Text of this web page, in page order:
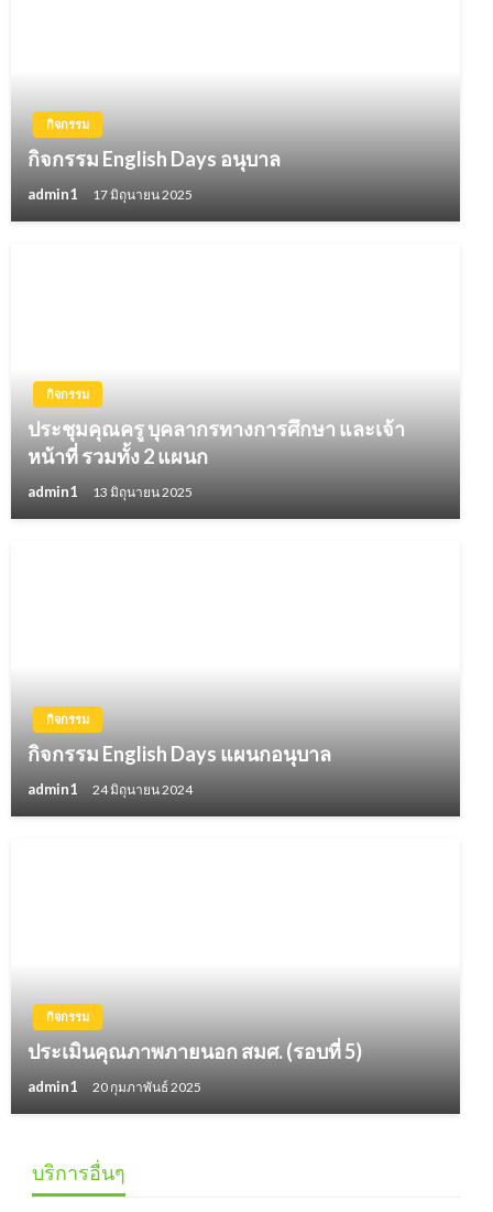
กิจกรรม
กิจกรรม English Days อนุบาล
admin1 17 มิถุนายน 2025
กิจกรรม
ประชุมคุณครู บุคลากรทางการศึกษา และเจ้า
หน้าที่ รวมทั้ง 2 แผนก
admin1 13 มิถุนายน 2025
กิจกรรม
กิจกรรม English Days แผนกอนุบาล
admin1 24 มิถุนายน 2024
กิจกรรม
ประเมินคุณภาพภายนอก สมศ. (รอบที่ 5)
admin1 20 กุมภาพันธ์ 2025
บริการอื่นๆ